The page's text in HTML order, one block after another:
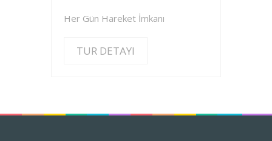
Her Gün Hareket İmkanı
TUR DETAYI